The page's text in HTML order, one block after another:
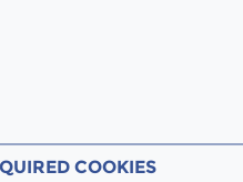
COOKIES